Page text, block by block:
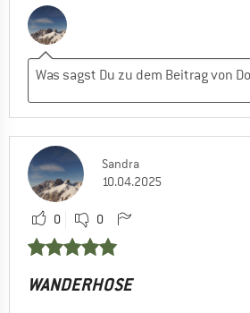
Sandra
10.04.2025
0 0
WANDERHOSE